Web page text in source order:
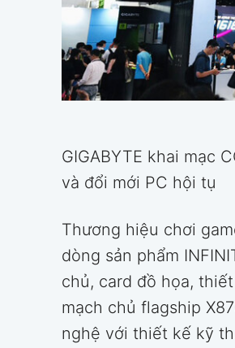
GIGABYTE khai mạc
và đổi mới PC hội tụ
Thương hiệu chơi
dòng sản phẩm
chủ, card đồ họa,
mạch chủ flagship
nghệ với thiết kế kỹ